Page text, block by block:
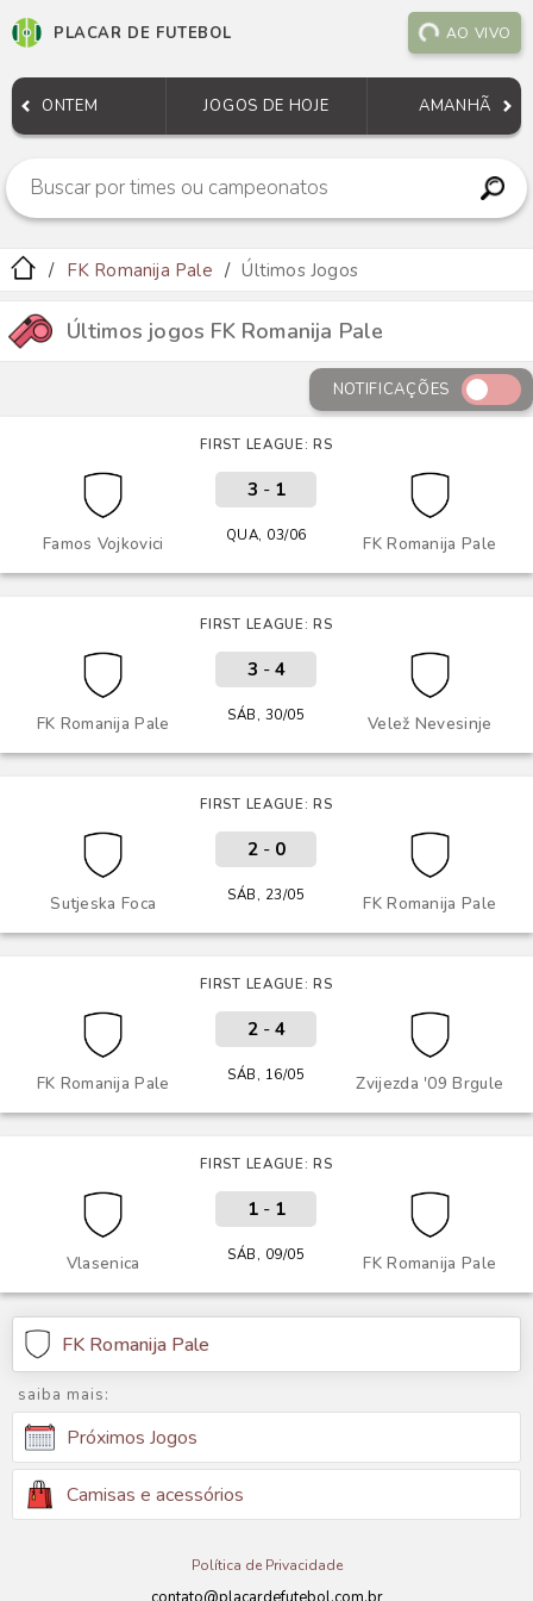
PLACAR DE FUTEBOL AO VIVO
ONTEM JOGOS DE HOJE AMANHÃ
FK Romanija Pale Últimos Jogos
Últimos jogos FK Romanija Pale
NOTIFICAÇÕES
FIRST LEAGUE: RS
Famos Vojkovici FK Romanija Pale
3 - 1
QUA, 03/06
FIRST LEAGUE: RS
FK Romanija Pale Velež Nevesinje
3 - 4
SÁB, 30/05
FIRST LEAGUE: RS
Sutjeska Foca FK Romanija Pale
2- 0
SÁB, 23/05
FIRST LEAGUE: RS
FK Romanija Pale Zvijezda '09 Brgule
2- 4
SÁB, 16/05
FIRST LEAGUE: RS
Vlasenica FK Romanija Pale
1- 1
SÁB, 09/05
FK Romanija Pale
saiba mais:
Próximos Jogos
Camisas e acessórios
Política de Privacidade